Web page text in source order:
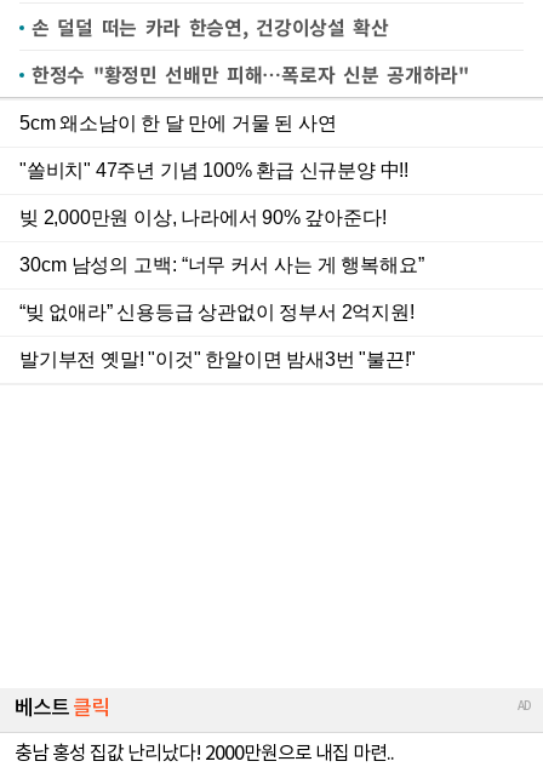
손 덜덜 떠는 카라 한승연, 건강이상설 확산
한정수 "황정민 선배만 피해…폭로자 신분 공개하라"